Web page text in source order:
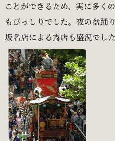
ことができるため、実に多く
もびっしりでした。夜の盆踊
坂名店による露店も盛況でした